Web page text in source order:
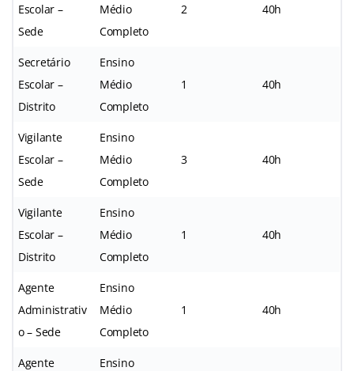
Escolar –
Sede
Médio
Completo
2 40h
Secretário
Escolar –
Distrito
Ensino
Médio
Completo
1 40h
Vigilante
Escolar –
Sede
Ensino
Médio
Completo
3 40h
Vigilante
Escolar –
Distrito
Ensino
Médio
Completo
1 40h
Agente
Administrativ
o – Sede
Ensino
Médio
Completo
1 40h
Agente
Ensino